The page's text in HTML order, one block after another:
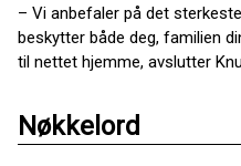
– Vi anbefaler på det
beskytter både deg, familien
til nettet hjemme, avslutter
Nøkkelord